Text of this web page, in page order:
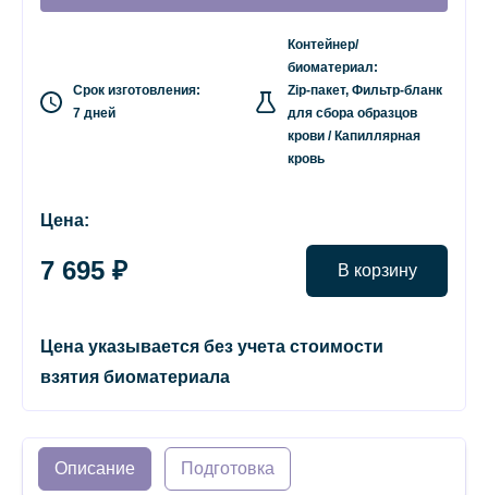
Срок изготовления:
7 дней
Контейнер/
биоматериал:
Zip-пакет, Фильтр-бланк
для сбора образцов
крови / Капиллярная
кровь
Цена:
7 695 ₽ В корзину
Цена указывается без учета стоимости
взятия биоматериала
Описание Подготовка